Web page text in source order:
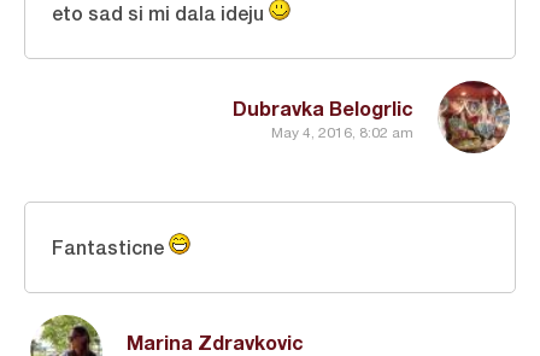
Dubravka Belogrlic
May 4, 2016, 8:02 am
eto sad si mi dala ideju
Marina Zdravkovic
Fantasticne